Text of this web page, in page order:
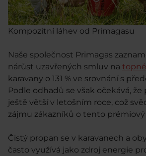
Kompozitní láhev od Primagasu
Naše společnost Primagas
nárůst uzavřených smluv na
karavany o 131 % ve srovnání s
Podle odhadů se však očekává,
ještě větší v letošním roce, což
zájmu zákazníků o tento
Čistý propan se v karavanech a
často využívá jako zdroj energie